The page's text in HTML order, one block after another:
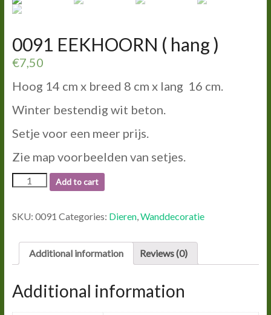
0091 EEKHOORN ( hang )
€7,50
Hoog 14 cm x breed 8 cm x lang 16 cm.
Winter bestendig wit beton.
Setje voor een meer prijs.
Zie map voorbeelden van setjes.
0091
EEKHOORN
hang
Add to cart
SKU: 0091 Categories: Dieren,Wanddecoratie
Additional information Reviews (0)
Additional information